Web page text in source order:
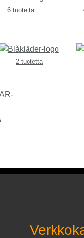
6 tuotetta
2 tuotetta